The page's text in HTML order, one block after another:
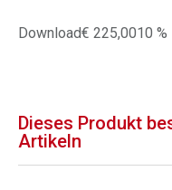
Download€ 225,0010 %
Dieses Produkt
Artikeln